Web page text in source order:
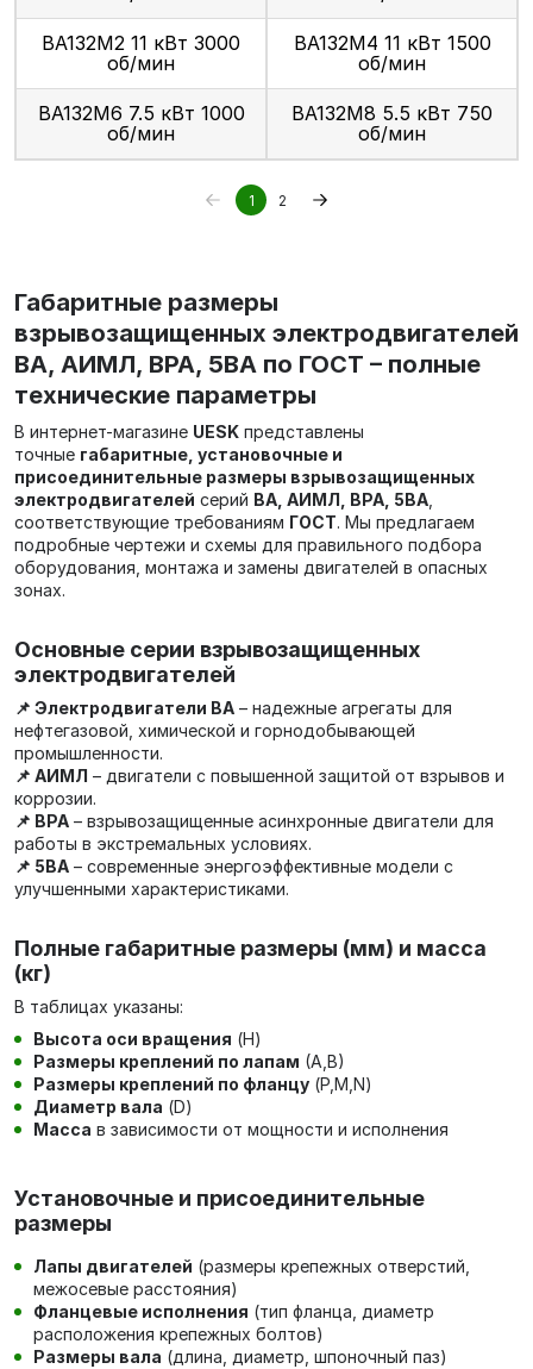
ВА132М2 11 кВт 3000
об/мин
ВА132М4 11 кВт 1500
об/мин
ВА132М6 7.5 кВт 1000
об/мин
ВА132М8 5.5 кВт 750
об/мин
1 2
Габаритные размеры
взрывозащищенных электродвигателей
ВА, АИМЛ, ВРА, 5ВА по ГОСТ – полные
технические параметры
В интернет-магазине UESK представлены
точные габаритные, установочные и
присоединительные размеры взрывозащищенных
электродвигателей серий ВА, АИМЛ, ВРА, 5ВА
соответствующие требованиям ГОСТ. Мы предлагаем
подробные чертежи и схемы для правильного подбора
оборудования, монтажа и замены двигателей в опасных
зонах.
Основные серии взрывозащищенных
электродвигателей
📌 Электродвигатели ВА – надежные агрегаты для
нефтегазовой, химической и горнодобывающей
промышленности.
📌 АИМЛ – двигатели с повышенной защитой от взрывов и
коррозии.
📌 ВРА – взрывозащищенные асинхронные двигатели для
работы в экстремальных условиях.
📌 5ВА – современные энергоэффективные модели с
улучшенными характеристиками.
Полные габаритные размеры (мм) и масса
(кг)
В таблицах указаны:
Высота оси вращения (H)
Размеры креплений по лапам (А,В)
Размеры креплений по фланцу (P,M,N)
Диаметр вала (D)
Масса в зависимости от мощности и исполнения
Установочные и присоединительные
размеры
Лапы двигателей (размеры крепежных отверстий,
межосевые расстояния)
Фланцевые исполнения (тип фланца, диаметр
расположения крепежных болтов)
Размеры вала (длина, диаметр, шпоночный паз)